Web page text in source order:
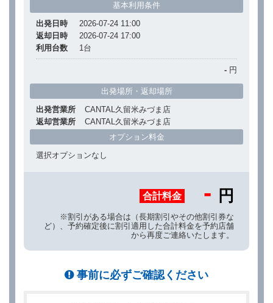
基本利用条件
出発日時
2026-07-24 11:00
返却日時
2026-07-24 17:00
利用台数
1台
- 円
出発場所・返却場所
出発営業所
CANTAL久留米みづま店
返却営業所
CANTAL久留米みづま店
オプション料金
選択オプションなし
合計料金 - 円
※割引がある場合は（長期割引やその他割引券な
ど）、予約確定後に割引適用した合計料金を予約店舗
から再度ご連絡いたします。
事前に必ずご確認ください